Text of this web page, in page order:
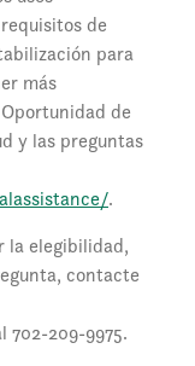
de
para
más
de
y las preguntas
.
la elegibilidad,
contacte
702-209-9975.